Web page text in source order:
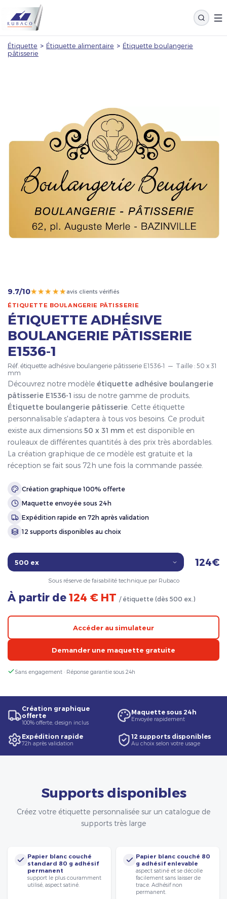
Étiquette > Étiquette alimentaire > Étiquette boulangerie
pâtisserie
9.7/10★★★★★avis clients vérifiés
ÉTIQUETTE BOULANGERIE PÂTISSERIE
ÉTIQUETTE ADHÉSIVE
BOULANGERIE PÂTISSERIE
E1536-1
Réf. étiquette adhésive boulangerie pâtisserie E1536-1 — Taille : 50 x 31
mm
Découvrez notre modèle étiquette adhésive boulangerie
pâtisserie E1536-1 issu de notre gamme de produits,
Étiquette boulangerie pâtisserie . Cette étiquette
personnalisable s'adaptera à tous vos besoins. Ce produit
existe aux dimensions 50 x 31 mm et est disponible en
rouleaux de différentes quantités à des prix très abordables.
La création graphique de ce modèle est gratuite et la
réception se fait sous 72h une fois la commande passée.
Création graphique 100% offerte
Maquette envoyée sous 24h
Expédition rapide en 72h après validation
12 supports disponibles au choix
124€
Sous réserve de faisabilité technique par Rubaco
À partir de 124 € HT / étiquette (dès 500 ex.)
Accéder au simulateur
Demander une maquette gratuite
Sans engagement · Réponse garantie sous 24h
Création graphique
offerte
100% offerte, design inclus
Maquette sous 24h
Envoyée rapidement
Expédition rapide
72h après validation
12 supports disponibles
Au choix selon votre usage
Supports disponibles
Créez votre étiquette personnalisée sur un catalogue de
supports très large
Papier blanc couché
standard 80 g adhésif
permanent
support le plus couramment
utilisé, aspect satiné.
Papier blanc couché 80
g adhésif enlevable
aspect satiné et se décolle
facilement sans laisser de
trace. Adhésif non
permanent.